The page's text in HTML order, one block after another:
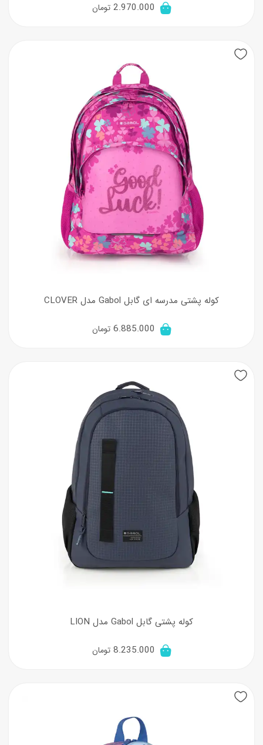
2.970.000 تومان
کوله پشتی مدرسه ای گابل Gabol مدل CLOVER
6.885.000 تومان
کوله پشتی گابل Gabol مدل LION
8.235.000 تومان